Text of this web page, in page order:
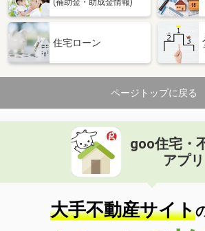
(補助金・助成金情報)
住宅ローン
ページトップに戻る
goo住宅・
アプリ
大手不動産サイト